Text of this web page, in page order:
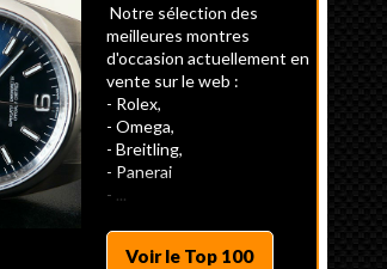
Notre sélection des
meilleures montres
d'occasion actuellement en
vente sur le web :
- Rolex,
- Omega,
- Breitling,
- Panerai
- ...
Voir le Top 100